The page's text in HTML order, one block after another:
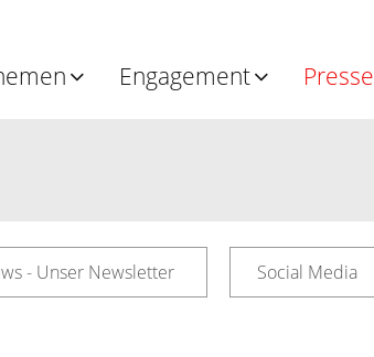
Engagement Presse
- Unser Newsletter Social Media